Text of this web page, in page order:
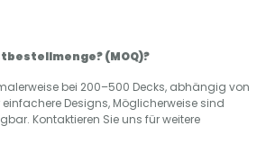
(MOQ)?
bei 200–500 Decks, abhängig von
Designs, Möglicherweise sind
Kontaktieren Sie uns für weitere